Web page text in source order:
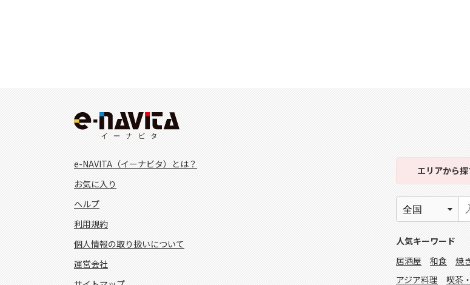
e-NAVITA（イーナビタ）とは？
お気に入り
ヘルプ
利用規約
個人情報の取り扱いについて
運営会社
エリアから探
人気キーワード
居酒屋
和食 焼
アジア料理
喫茶